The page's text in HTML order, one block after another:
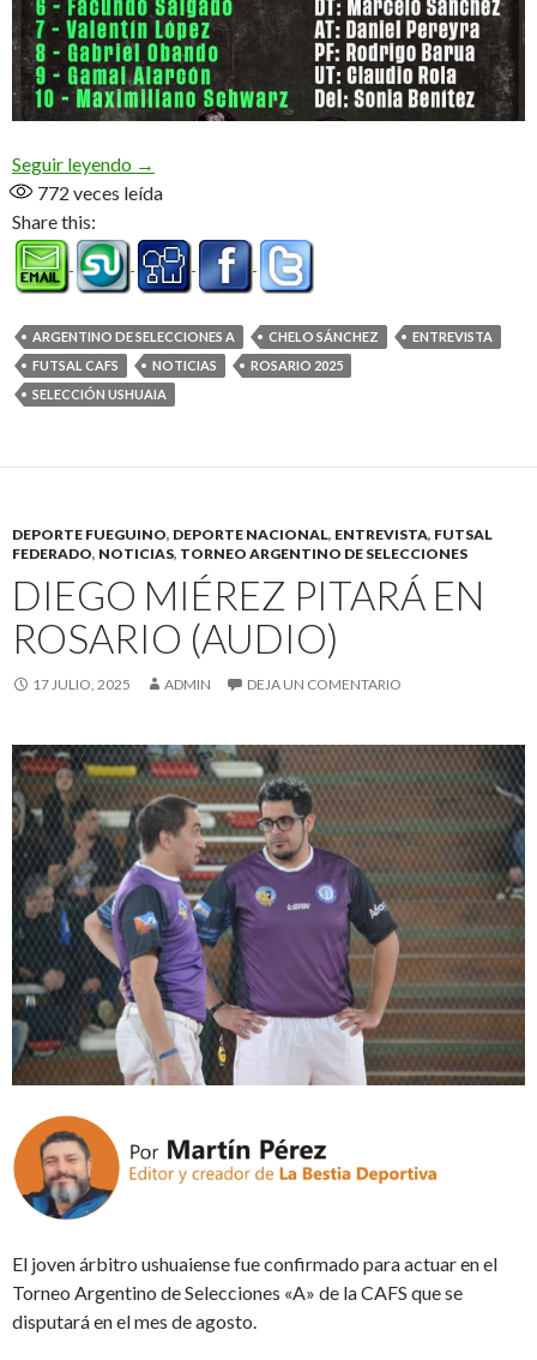
Seguir leyendo Todo listo para Rosario (Audio)
→
772 veces leída
Share this:
ARGENTINO DE SELECCIONES A CHELO SÁNCHEZ
ENTREVISTA
FUTSAL CAFS
NOTICIAS
ROSARIO 2025
SELECCIÓN USHUAIA
DEPORTE FUEGUINO, DEPORTE NACIONAL, ENTREVISTA, FUTSAL
FEDERADO, NOTICIAS, TORNEO ARGENTINO DE SELECCIONES
DIEGO MIÉREZ PITARÁ EN
ROSARIO (AUDIO)
17 JULIO, 2025 ADMIN DEJA UN COMENTARIO
El joven árbitro ushuaiense fue confirmado para actuar en el
Torneo Argentino de Selecciones «A» de la CAFS que se
disputará en el mes de agosto.